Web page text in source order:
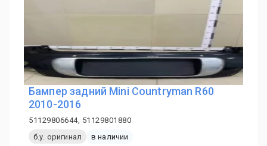
Бампер задний Mini Countryman R60
2010-2016
51129806644, 51129801880
б.у. оригинал
в наличии